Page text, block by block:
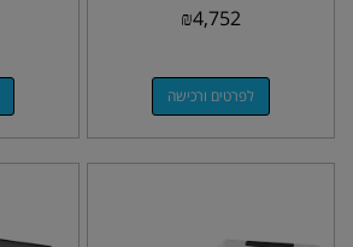
₪4,752
לפרטים ורכישה